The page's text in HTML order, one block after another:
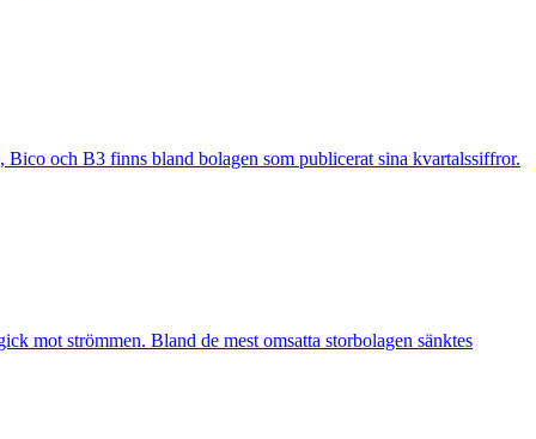
och B3 finns bland bolagen som publicerat sina kvartalssiffror.
mot strömmen. Bland de mest omsatta storbolagen sänktes